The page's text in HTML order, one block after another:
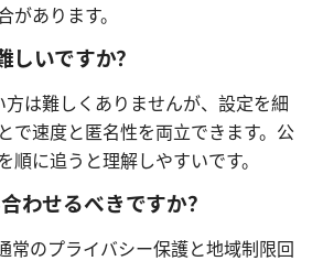
があります。
いですか？
は難しくありませんが、設定を細
で速度と匿名性を両立できます。公
順に追うと理解しやすいです。
わせるべきですか？
常のプライバシー保護と地域制限回